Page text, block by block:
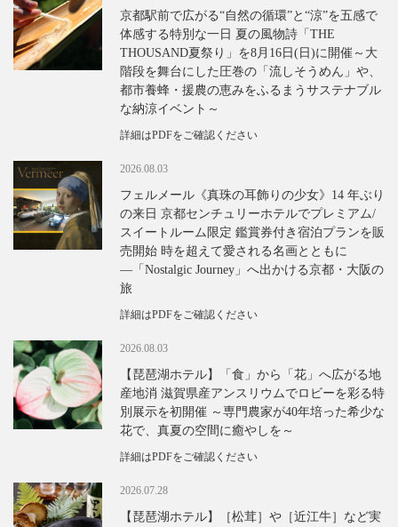
京都駅前で広がる“自然の循環”と“涼”を五感で
体感する特別な一日 夏の風物詩「THE
THOUSAND夏祭り」を8月16日(日)に開催～大
階段を舞台にした圧巻の「流しそうめん」や、
都市養蜂・援農の恵みをふるまうサステナブル
な納涼イベント～
詳細はPDFをご確認ください
2026.08.03
フェルメール《真珠の耳飾りの少女》14 年ぶり
の来日 京都センチュリーホテルでプレミアム/
スイートルーム限定 鑑賞券付き宿泊プランを販
売開始 時を超えて愛される名画とともに
―「Nostalgic Journey」へ出かける京都・大阪の
旅
詳細はPDFをご確認ください
2026.08.03
【琵琶湖ホテル】「食」から「花」へ広がる地
産地消 滋賀県産アンスリウムでロビーを彩る特
別展示を初開催 ～専門農家が40年培った希少な
花で、真夏の空間に癒やしを～
詳細はPDFをご確認ください
2026.07.28
【琵琶湖ホテル】［松茸］や［近江牛］など実